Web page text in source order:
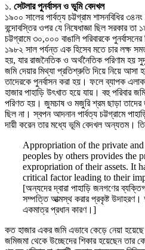
১. সেটলার পুনর্বাসন ও ভূমি বেদখল
১৯০০ সালের পার্বত্য চট্টগ্রাম শাসনবিধির
বন্দোবস্তির ওপর যে নিষেধাজ্ঞা ছিল সরকার
চট্টগ্রামে ৩০,০০০ বাঙালি পরিবারকে
১৯৮২ সাল পর্যন্ত এক হিসেব মতে চার লক্ষ
হয়, যার রাজনৈতিক ও অর্থনৈতিক পরিণাম হয়
জমি দেয়ার মিথ্যা প্রতিশ্রুতি দিয়ে নিয়ে আসা
তাদেরকে পুনর্বাসন করা হয়। ফলে ব্যাপক
হাজার পাহাড়ি উৎখাত হয়ে যায়। বহু পরিবার
পরিণত হয়। জুমচাষ ও মজুরি শ্রম ছাড়া
ছিল না। স্বপন আদনান পার্বত্য চট্টগ্রামে
দায়ী করেন তার মধ্যে ভূমি বেদখল অন্যতম।
Appropriation of the private
peoples by others provides the
expropriation of their assets. It
critical factor leading to their
[অন্যদের দ্বারা পাহাড়ি জনগণের
সম্পত্তি আত্মস্থ করার প্রকৃষ্ট উদাহরণ।
একমাত্র প্রধান কারণ।]
কত হাজার একর জমি এভাবে কেড়ে নেয়া হয়েছে
জমিজমা থেকে উচ্ছেদের শিকার হয়েছেন তার